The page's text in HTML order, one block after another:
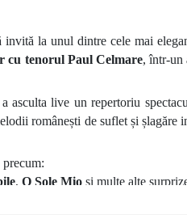
invită la unul dintre cele mai
cu tenorul Paul Celmare, într-un
live un repertoriu
românești de suflet și șlagăre
precum:
, O Sole Mio și multe alte